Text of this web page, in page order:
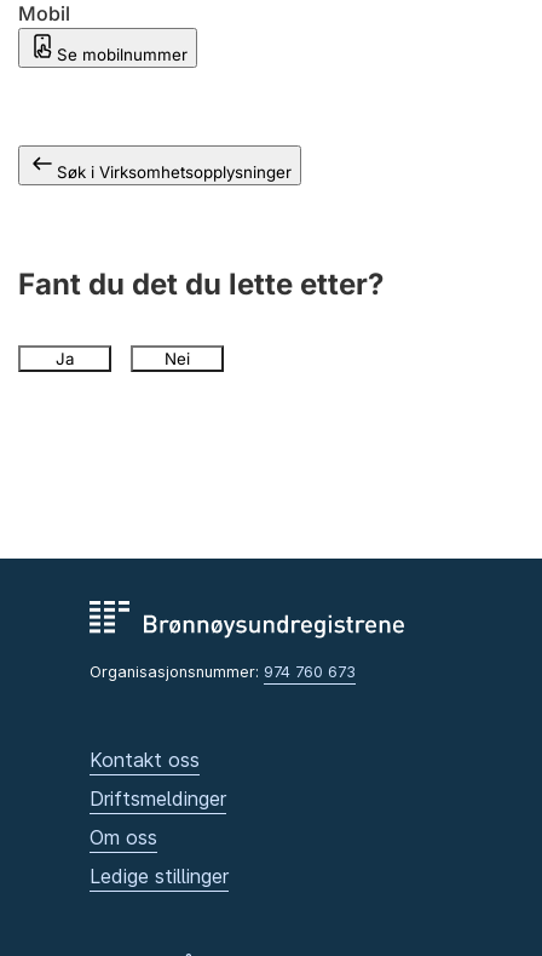
Mobil
Se mobilnummer
Søk i Virksomhetsopplysninger
Fant du det du lette etter?
Ja Nei
Organisasjonsnummer: 974 760 673
Kontakt oss
Driftsmeldinger
Om oss
Ledige stillinger